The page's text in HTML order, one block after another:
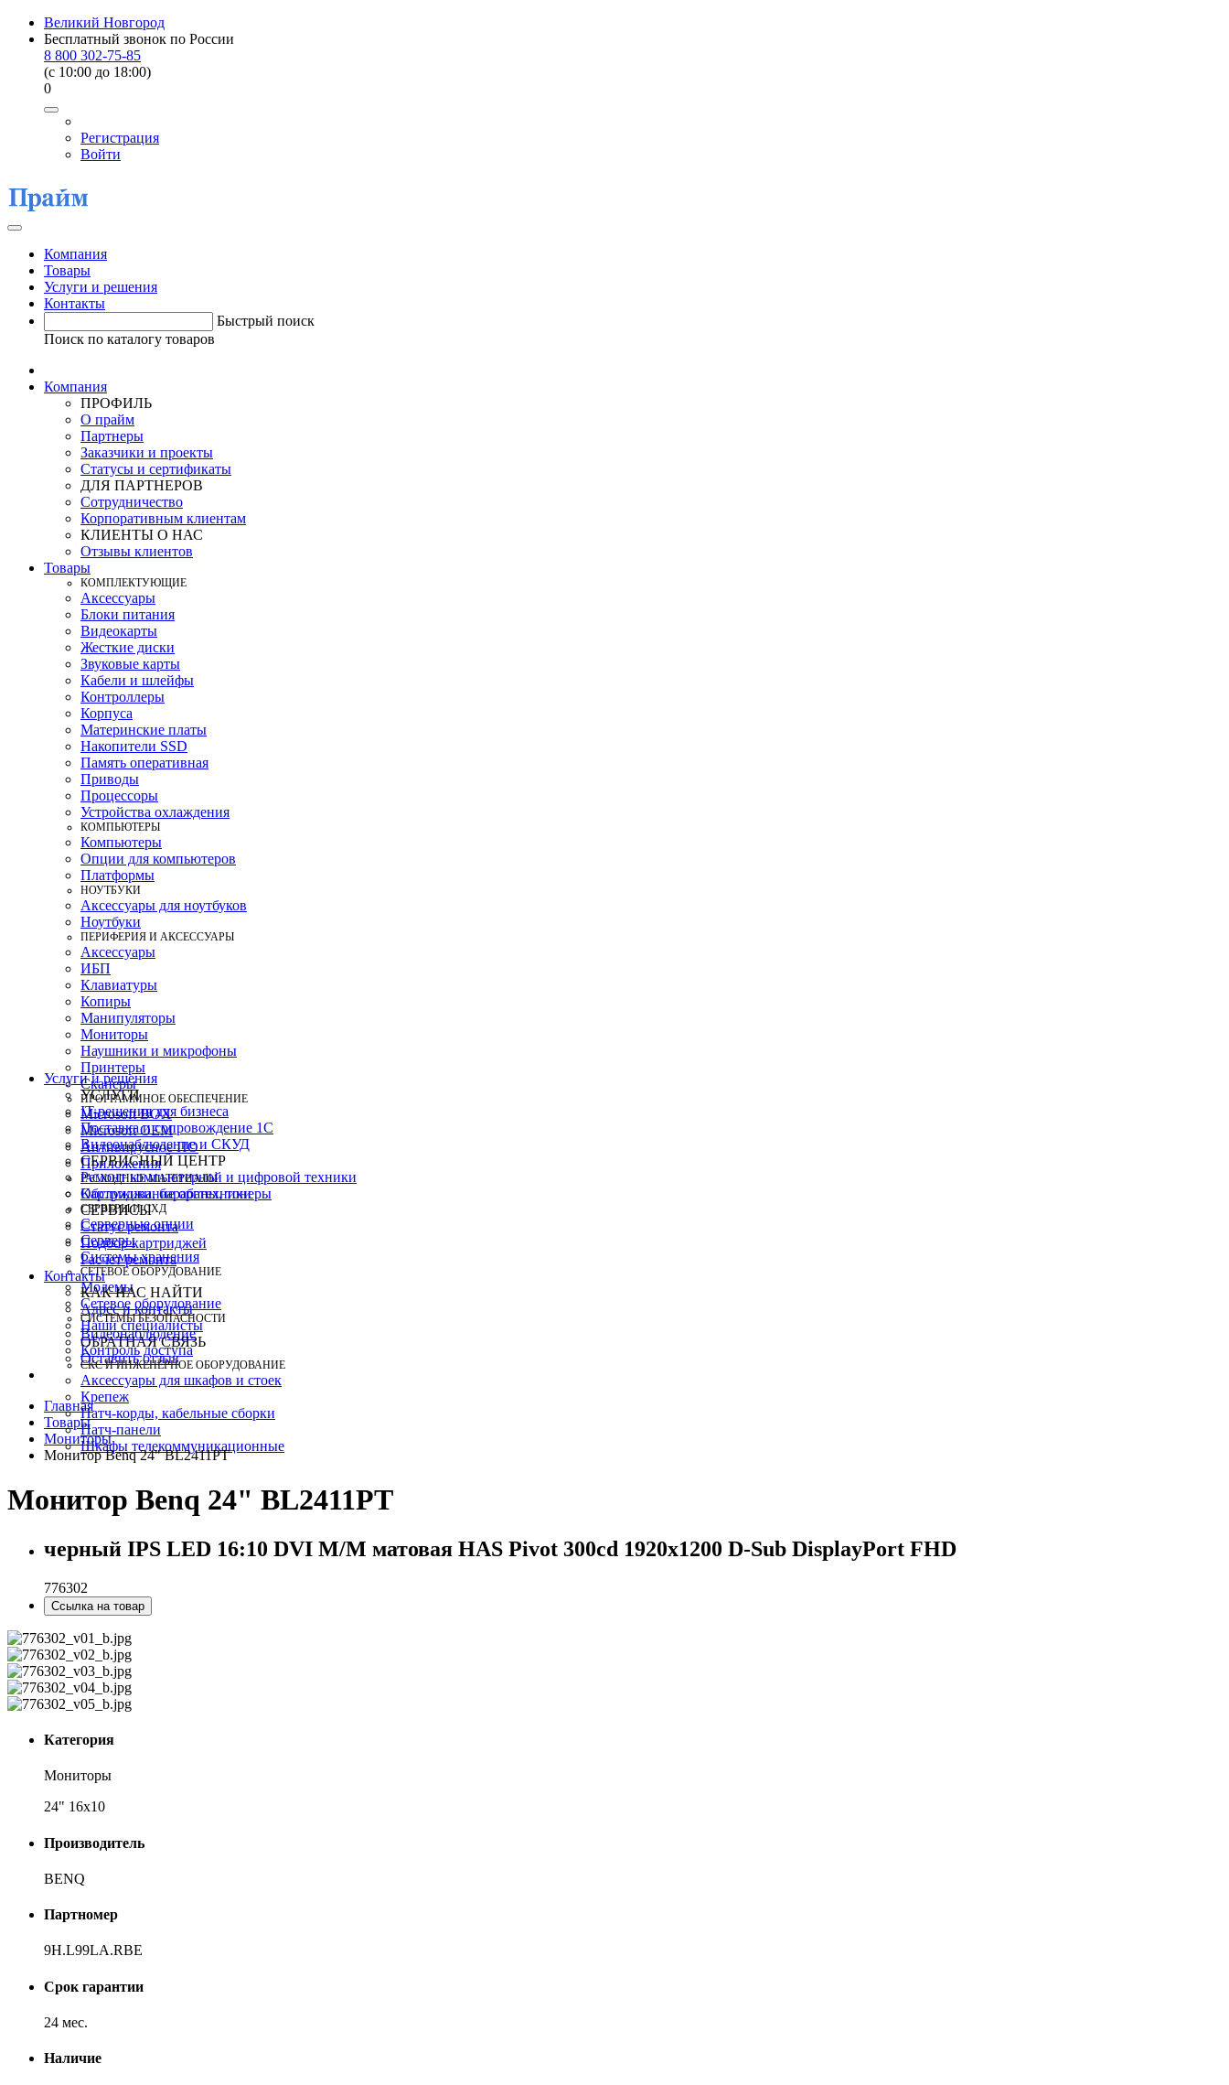
Великий Новгород
Бесплатный звонок по России
8 800 302-75-85
(c 10:00 до 18:00)
0
Регистрация
Войти
Компания
Товары
Услуги и решения
Контакты
Быстрый поиск
Поиск по каталогу товаров
Компания
ПРОФИЛЬ
О прайм
Партнеры
Заказчики и проекты
Статусы и сертификаты
ДЛЯ ПАРТНЕРОВ
Сотрудничество
Корпоративным клиентам
КЛИЕНТЫ О НАС
Отзывы клиентов
Товары
КOМПЛЕКТУЮЩИЕ
Аксессуары
Блоки питания
Видеокарты
Жесткие диски
Звуковые карты
Кабели и шлейфы
Контроллеры
Корпуса
Материнские платы
Накопители SSD
Память оперативная
Приводы
Процессоры
Устройства охлаждения
КОМПЬЮТЕРЫ
Компьютеры
Опции для компьютеров
Платформы
НОУТБУКИ
Аксессуары для ноутбуков
Ноутбуки
ПЕРИФЕРИЯ И АКСЕССУАРЫ
Аксессуары
ИБП
Клавиатуры
Копиры
Манипуляторы
Мониторы
Наушники и микрофоны
Принтеры
Сканеры
ПРОГРАММНОЕ ОБЕСПЕЧЕНИЕ
Microsoft BOX
Microsoft OEM
Антивирусное ПО
Приложения
РАСХОДНЫЕ МАТЕРИАЛЫ
Картриджи, барабаны, тонеры
СЕРВЕРЫ И СХД
Серверные опции
Серверы
Системы хранения
СЕТЕВОЕ ОБОРУДОВАНИЕ
Модемы
Сетевое оборудование
СИСТЕМЫ БЕЗОПАСНОСТИ
Видеонаблюдение
Контроль доступа
СКС И ИНЖЕНЕРНОЕ ОБОРУДОВАНИЕ
Аксессуары для шкафов и стоек
Крепеж
Патч-корды, кабельные сборки
Патч-панели
Шкафы телекоммуникационные
Услуги и решения
УСЛУГИ
IT-решения для бизнеса
Поставка и сопровождение 1C
Видеонаблюдение и СКУД
СЕРВИСНЫЙ ЦЕНТР
Ремонт компьютерной и цифровой техники
Обслуживание оргтехники
СЕРВИСЫ
Статус ремонта
Подбор картриджей
Расчет ремонта
Контакты
КАК НАС НАЙТИ
Адрес и контакты
Наши специалисты
ОБРАТНАЯ СВЯЗЬ
Оставить отзыв
Главная
Товары
Мониторы
Монитор Benq 24" BL2411PT
Монитор Benq 24" BL2411PT
черный IPS LED 16:10 DVI M/M матовая HAS Pivot 300cd 1920x1200 D-Sub DisplayPort FHD
776302
Ссылка на товар
Категория
Мониторы
24" 16x10
Производитель
BENQ
Партномер
9H.L99LA.RBE
Срок гарантии
24 мес.
Наличие